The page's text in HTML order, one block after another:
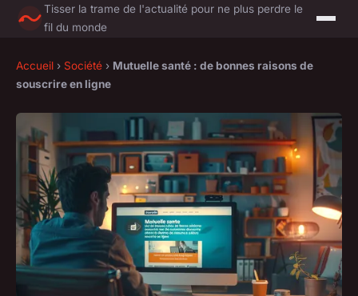
Tisser la trame de l'actualité pour ne plus perdre le
fil du monde
Accueil › Société › Mutuelle santé : de bonnes raisons de
souscrire en ligne